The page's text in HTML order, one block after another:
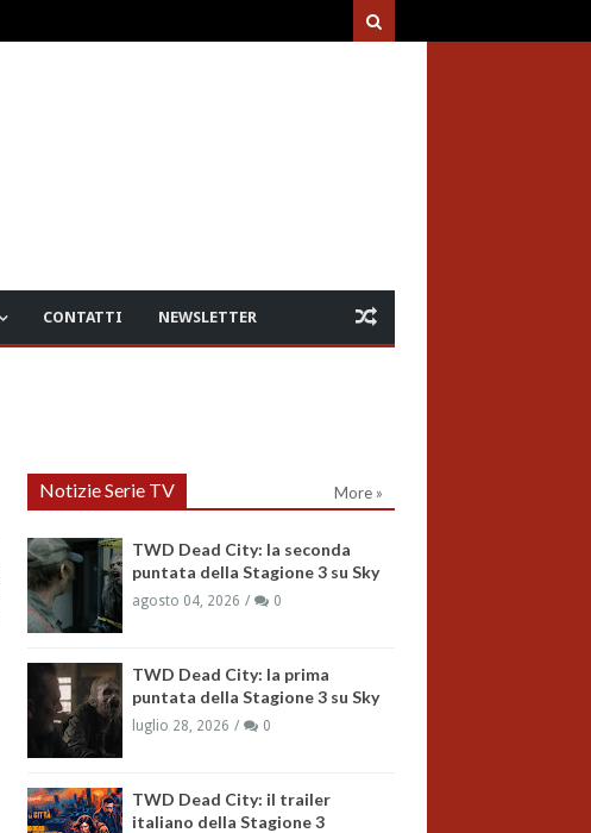
CONTATTI NEWSLETTER
Notizie Serie TV More »
TWD Dead City: la seconda
puntata della Stagione 3 su Sky
agosto 04, 2026 0
TWD Dead City: la prima
puntata della Stagione 3 su Sky
luglio 28, 2026 0
TWD Dead City: il trailer
italiano della Stagione 3